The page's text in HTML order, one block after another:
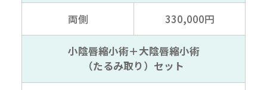
両側 330,000円
小陰唇縮小術＋大陰唇縮小術
（たるみ取り）セット